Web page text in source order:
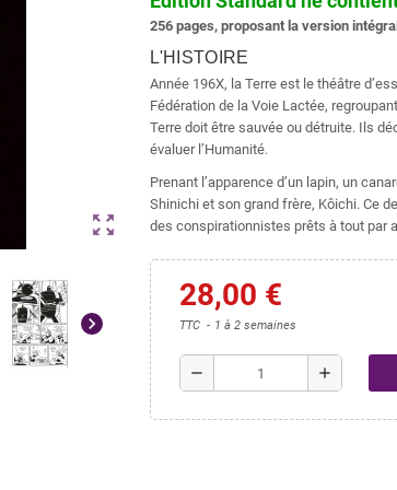
zoom_out_map
chevron_right
256 pages, proposant la version
L'HISTOIRE
Année 196X, la Terre est le théâtre
Fédération de la Voie Lactée,
Terre doit être sauvée ou détruite. Ils
évaluer l’Humanité.
Prenant l’apparence d’un lapin, un
Shinichi et son grand frère, Kôichi. Ce
des conspirationnistes prêts à tout par
28,00 €
TTC 1 à 2 semaines
remove add